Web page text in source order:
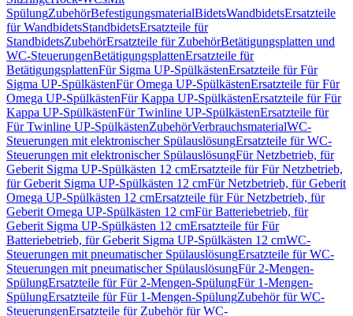
SpülungZubehörBefestigungsmaterialBidetsWandbidetsErsatzteile
für WandbidetsStandbidetsErsatzteile für
StandbidetsZubehörErsatzteile für ZubehörBetätigungsplatten und
WC-SteuerungenBetätigungsplattenErsatzteile für
BetätigungsplattenFür Sigma UP-SpülkästenErsatzteile für Für
Sigma UP-SpülkästenFür Omega UP-SpülkästenErsatzteile für Für
Omega UP-SpülkästenFür Kappa UP-SpülkästenErsatzteile für Für
Kappa UP-SpülkästenFür Twinline UP-SpülkästenErsatzteile für
Für Twinline UP-SpülkästenZubehörVerbrauchsmaterialWC-
Steuerungen mit elektronischer SpülauslösungErsatzteile für WC-
Steuerungen mit elektronischer SpülauslösungFür Netzbetrieb, für
Geberit Sigma UP-Spülkästen 12 cmErsatzteile für Für Netzbetrieb,
für Geberit Sigma UP-Spülkästen 12 cmFür Netzbetrieb, für Geberit
Omega UP-Spülkästen 12 cmErsatzteile für Für Netzbetrieb, für
Geberit Omega UP-Spülkästen 12 cmFür Batteriebetrieb, für
Geberit Sigma UP-Spülkästen 12 cmErsatzteile für Für
Batteriebetrieb, für Geberit Sigma UP-Spülkästen 12 cmWC-
Steuerungen mit pneumatischer SpülauslösungErsatzteile für WC-
Steuerungen mit pneumatischer SpülauslösungFür 2-Mengen-
SpülungErsatzteile für Für 2-Mengen-SpülungFür 1-Mengen-
SpülungErsatzteile für Für 1-Mengen-SpülungZubehör für WC-
SteuerungenErsatzteile für Zubehör für WC-